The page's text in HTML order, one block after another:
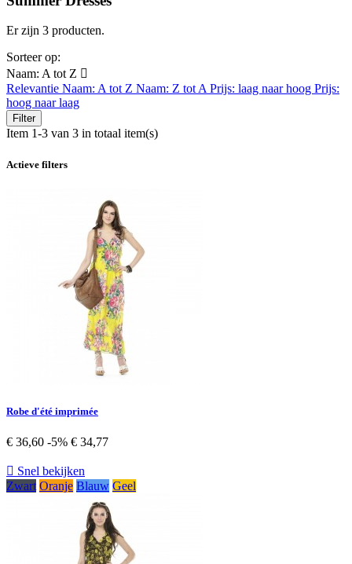
Er zijn 3 producten.
Sorteer op:
Naam: A tot Z 
Relevantie Naam: A tot Z Naam: Z tot A Prijs: laag naar hoog Prijs:
hoog naar laag
Filter
Item 1-3 van 3 in totaal item(s)
Actieve filters
Robe d'été imprimée
€ 36,60 -5% € 34,77
 Snel bekijken
Zwart Oranje Blauw Geel